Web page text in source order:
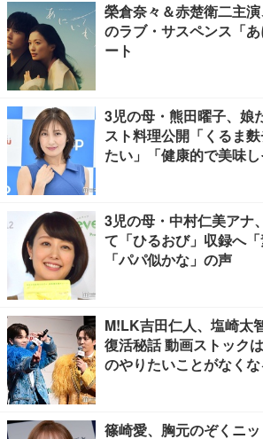
榮倉奈々＆赤楚衛二主
のラブ・サスペンス「
ート
3児の母・熊田曜子、娘
スト料理公開「くるま
たい」「健康的で美味
3児の母・中村仁美アナ
て「ひるおび」収録へ「
「パパ似かな」の声
M!LK吉田仁人、塩崎太
復活秘話 動画ストック
のやりたいことがなく
篠崎愛、胸元のぞくニ